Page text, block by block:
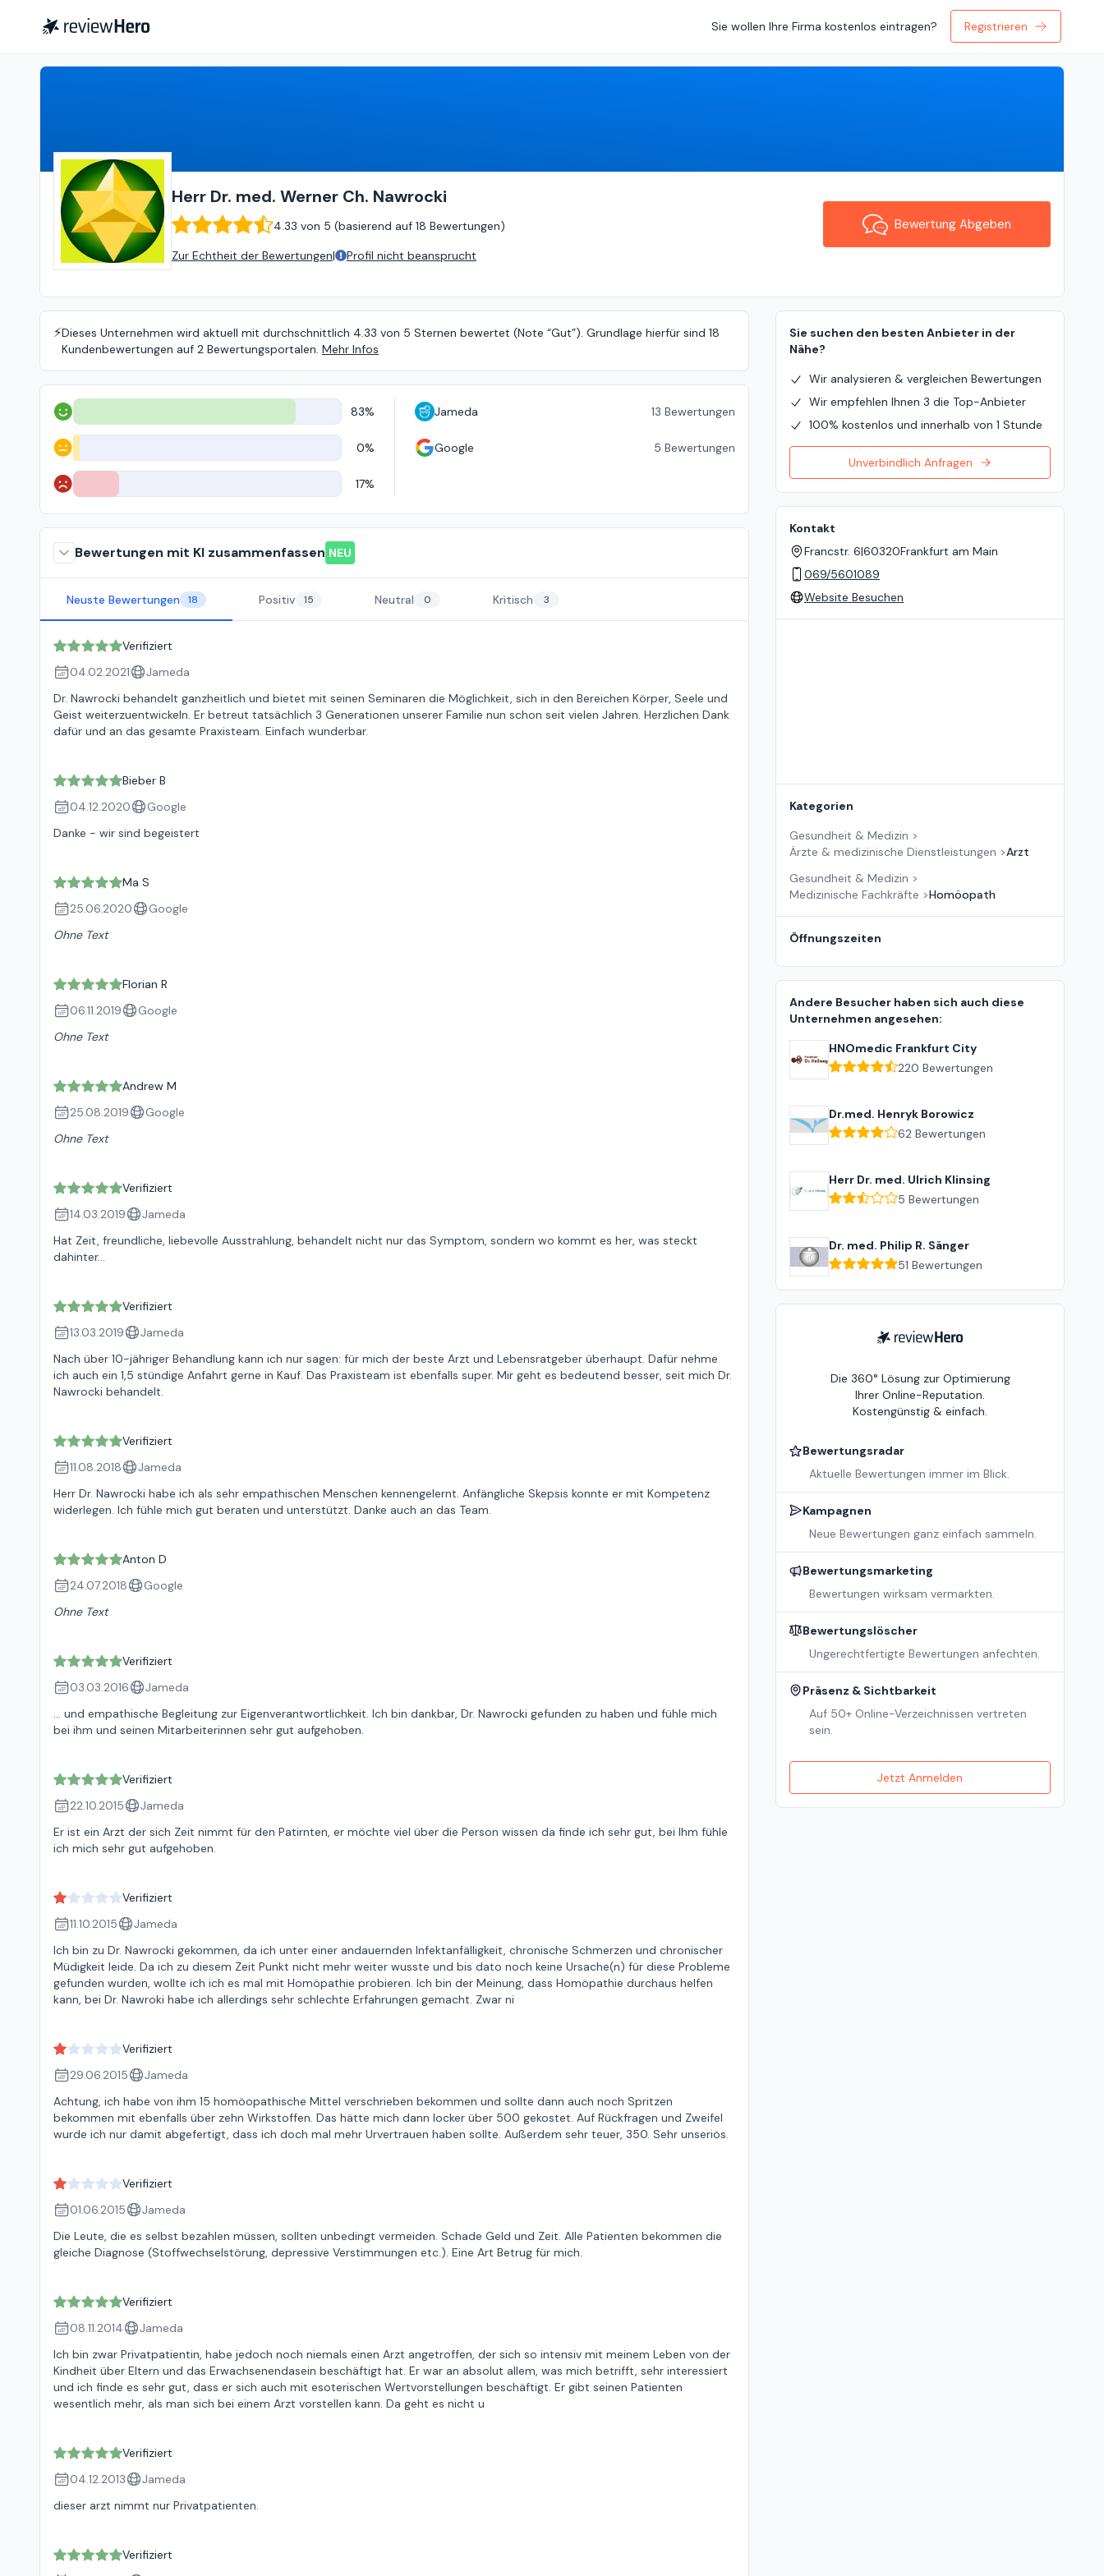
Sie wollen Ihre Firma kostenlos eintragen? Registrieren
Herr Dr. med. Werner Ch. Nawrocki
4.33 von 5 (basierend auf 18 Bewertungen)
Zur Echtheit der Bewertungen| Profil nicht beansprucht
Bewertung Abgeben
⚡️Dieses Unternehmen wird aktuell mit durchschnittlich 4.33 von 5 Sternen bewertet (Note “Gut”). Grundlage hierfür sind 18
Kundenbewertungen auf 2 Bewertungsportalen. Mehr Infos
Positiv 83%
Neutral 0%
Negativ 17%
Jameda 13 Bewertungen
Google 5 Bewertungen
Bewertungen mit KI zusammenfassen NEU
Neuste Bewertungen 18 Positiv 15 Neutral 0 Kritisch 3
Verifiziert
04.02.2021
Jameda
Dr. Nawrocki behandelt ganzheitlich und bietet mit seinen Seminaren die Möglichkeit, sich in den Bereichen Körper, Seele und
Geist weiterzuentwickeln. Er betreut tatsächlich 3 Generationen unserer Familie nun schon seit vielen Jahren. Herzlichen Dank
dafür und an das gesamte Praxisteam. Einfach wunderbar.
Bieber B
04.12.2020
Google
Danke - wir sind begeistert
Ma S
25.06.2020
Google
Ohne Text
Florian R
06.11.2019
Google
Ohne Text
Andrew M
25.08.2019
Google
Ohne Text
Verifiziert
14.03.2019
Jameda
Hat Zeit, freundliche, liebevolle Ausstrahlung, behandelt nicht nur das Symptom, sondern wo kommt es her, was steckt
dahinter...
Verifiziert
13.03.2019
Jameda
Nach über 10-jähriger Behandlung kann ich nur sagen: für mich der beste Arzt und Lebensratgeber überhaupt. Dafür nehme
ich auch ein 1,5 stündige Anfahrt gerne in Kauf. Das Praxisteam ist ebenfalls super. Mir geht es bedeutend besser, seit mich Dr.
Nawrocki behandelt.
Verifiziert
11.08.2018
Jameda
Herr Dr. Nawrocki habe ich als sehr empathischen Menschen kennengelernt. Anfängliche Skepsis konnte er mit Kompetenz
widerlegen. Ich fühle mich gut beraten und unterstützt. Danke auch an das Team.
Anton D
24.07.2018
Google
Ohne Text
Verifiziert
03.03.2016
Jameda
... und empathische Begleitung zur Eigenverantwortlichkeit. Ich bin dankbar, Dr. Nawrocki gefunden zu haben und fühle mich
bei ihm und seinen Mitarbeiterinnen sehr gut aufgehoben.
Verifiziert
22.10.2015
Jameda
Er ist ein Arzt der sich Zeit nimmt für den Patirnten, er möchte viel über die Person wissen da finde ich sehr gut, bei Ihm fühle
ich mich sehr gut aufgehoben.
Verifiziert
11.10.2015
Jameda
Ich bin zu Dr. Nawrocki gekommen, da ich unter einer andauernden Infektanfälligkeit, chronische Schmerzen und chronischer
Müdigkeit leide. Da ich zu diesem Zeit Punkt nicht mehr weiter wusste und bis dato noch keine Ursache(n) für diese Probleme
gefunden wurden, wollte ich ich es mal mit Homöpathie probieren. Ich bin der Meinung, dass Homöpathie durchaus helfen
kann, bei Dr. Nawroki habe ich allerdings sehr schlechte Erfahrungen gemacht. Zwar ni
Verifiziert
29.06.2015
Jameda
Achtung, ich habe von ihm 15 homöopathische Mittel verschrieben bekommen und sollte dann auch noch Spritzen
bekommen mit ebenfalls über zehn Wirkstoffen. Das hätte mich dann locker über 500 gekostet. Auf Rückfragen und Zweifel
wurde ich nur damit abgefertigt, dass ich doch mal mehr Urvertrauen haben sollte. Außerdem sehr teuer, 350. Sehr unseriös.
Verifiziert
01.06.2015
Jameda
Die Leute, die es selbst bezahlen müssen, sollten unbedingt vermeiden. Schade Geld und Zeit. Alle Patienten bekommen die
gleiche Diagnose (Stoffwechselstörung, depressive Verstimmungen etc.). Eine Art Betrug für mich.
Verifiziert
08.11.2014
Jameda
Ich bin zwar Privatpatientin, habe jedoch noch niemals einen Arzt angetroffen, der sich so intensiv mit meinem Leben von der
Kindheit über Eltern und das Erwachsenendasein beschäftigt hat. Er war an absolut allem, was mich betrifft, sehr interessiert
und ich finde es sehr gut, dass er sich auch mit esoterischen Wertvorstellungen beschäftigt. Er gibt seinen Patienten
wesentlich mehr, als man sich bei einem Arzt vorstellen kann. Da geht es nicht u
Verifiziert
04.12.2013
Jameda
dieser arzt nimmt nur Privatpatienten.
Verifiziert
Sie suchen den besten Anbieter in der
Nähe?
Wir analysieren & vergleichen Bewertungen
Wir empfehlen Ihnen 3 die Top-Anbieter
100% kostenlos und innerhalb von 1 Stunde
Unverbindlich Anfragen
Kontakt
Francstr. 6|60320Frankfurt am Main
069/5601089
Website Besuchen
Kategorien
Gesundheit & Medizin >
Ärzte & medizinische Dienstleistungen >Arzt
Gesundheit & Medizin >
Medizinische Fachkräfte >Homöopath
Öffnungszeiten
Andere Besucher haben sich auch diese
Unternehmen angesehen:
HNOmedic Frankfurt City
220 Bewertungen
Dr.med. Henryk Borowicz
62 Bewertungen
Herr Dr. med. Ulrich Klinsing
5 Bewertungen
Dr. med. Philip R. Sänger
51 Bewertungen
ReviewHero
Die 360° Lösung zur Optimierung
Ihrer Online-Reputation.
Kostengünstig & einfach.
Bewertungsradar
Aktuelle Bewertungen immer im Blick.
Kampagnen
Neue Bewertungen ganz einfach sammeln.
Bewertungsmarketing
Bewertungen wirksam vermarkten.
Bewertungslöscher
Ungerechtfertigte Bewertungen anfechten.
Präsenz & Sichtbarkeit
Auf 50+ Online-Verzeichnissen vertreten
sein.
Jetzt Anmelden